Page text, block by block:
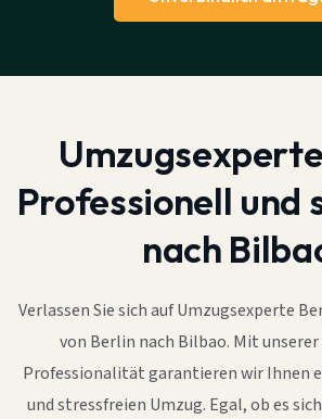
Professionell und
nach
Verlassen Sie sich auf Umzugsexperte
von Berlin nach Bilbao. Mit
Professionalität garantieren wir Ihnen
und stressfreien Umzug. Egal, ob es